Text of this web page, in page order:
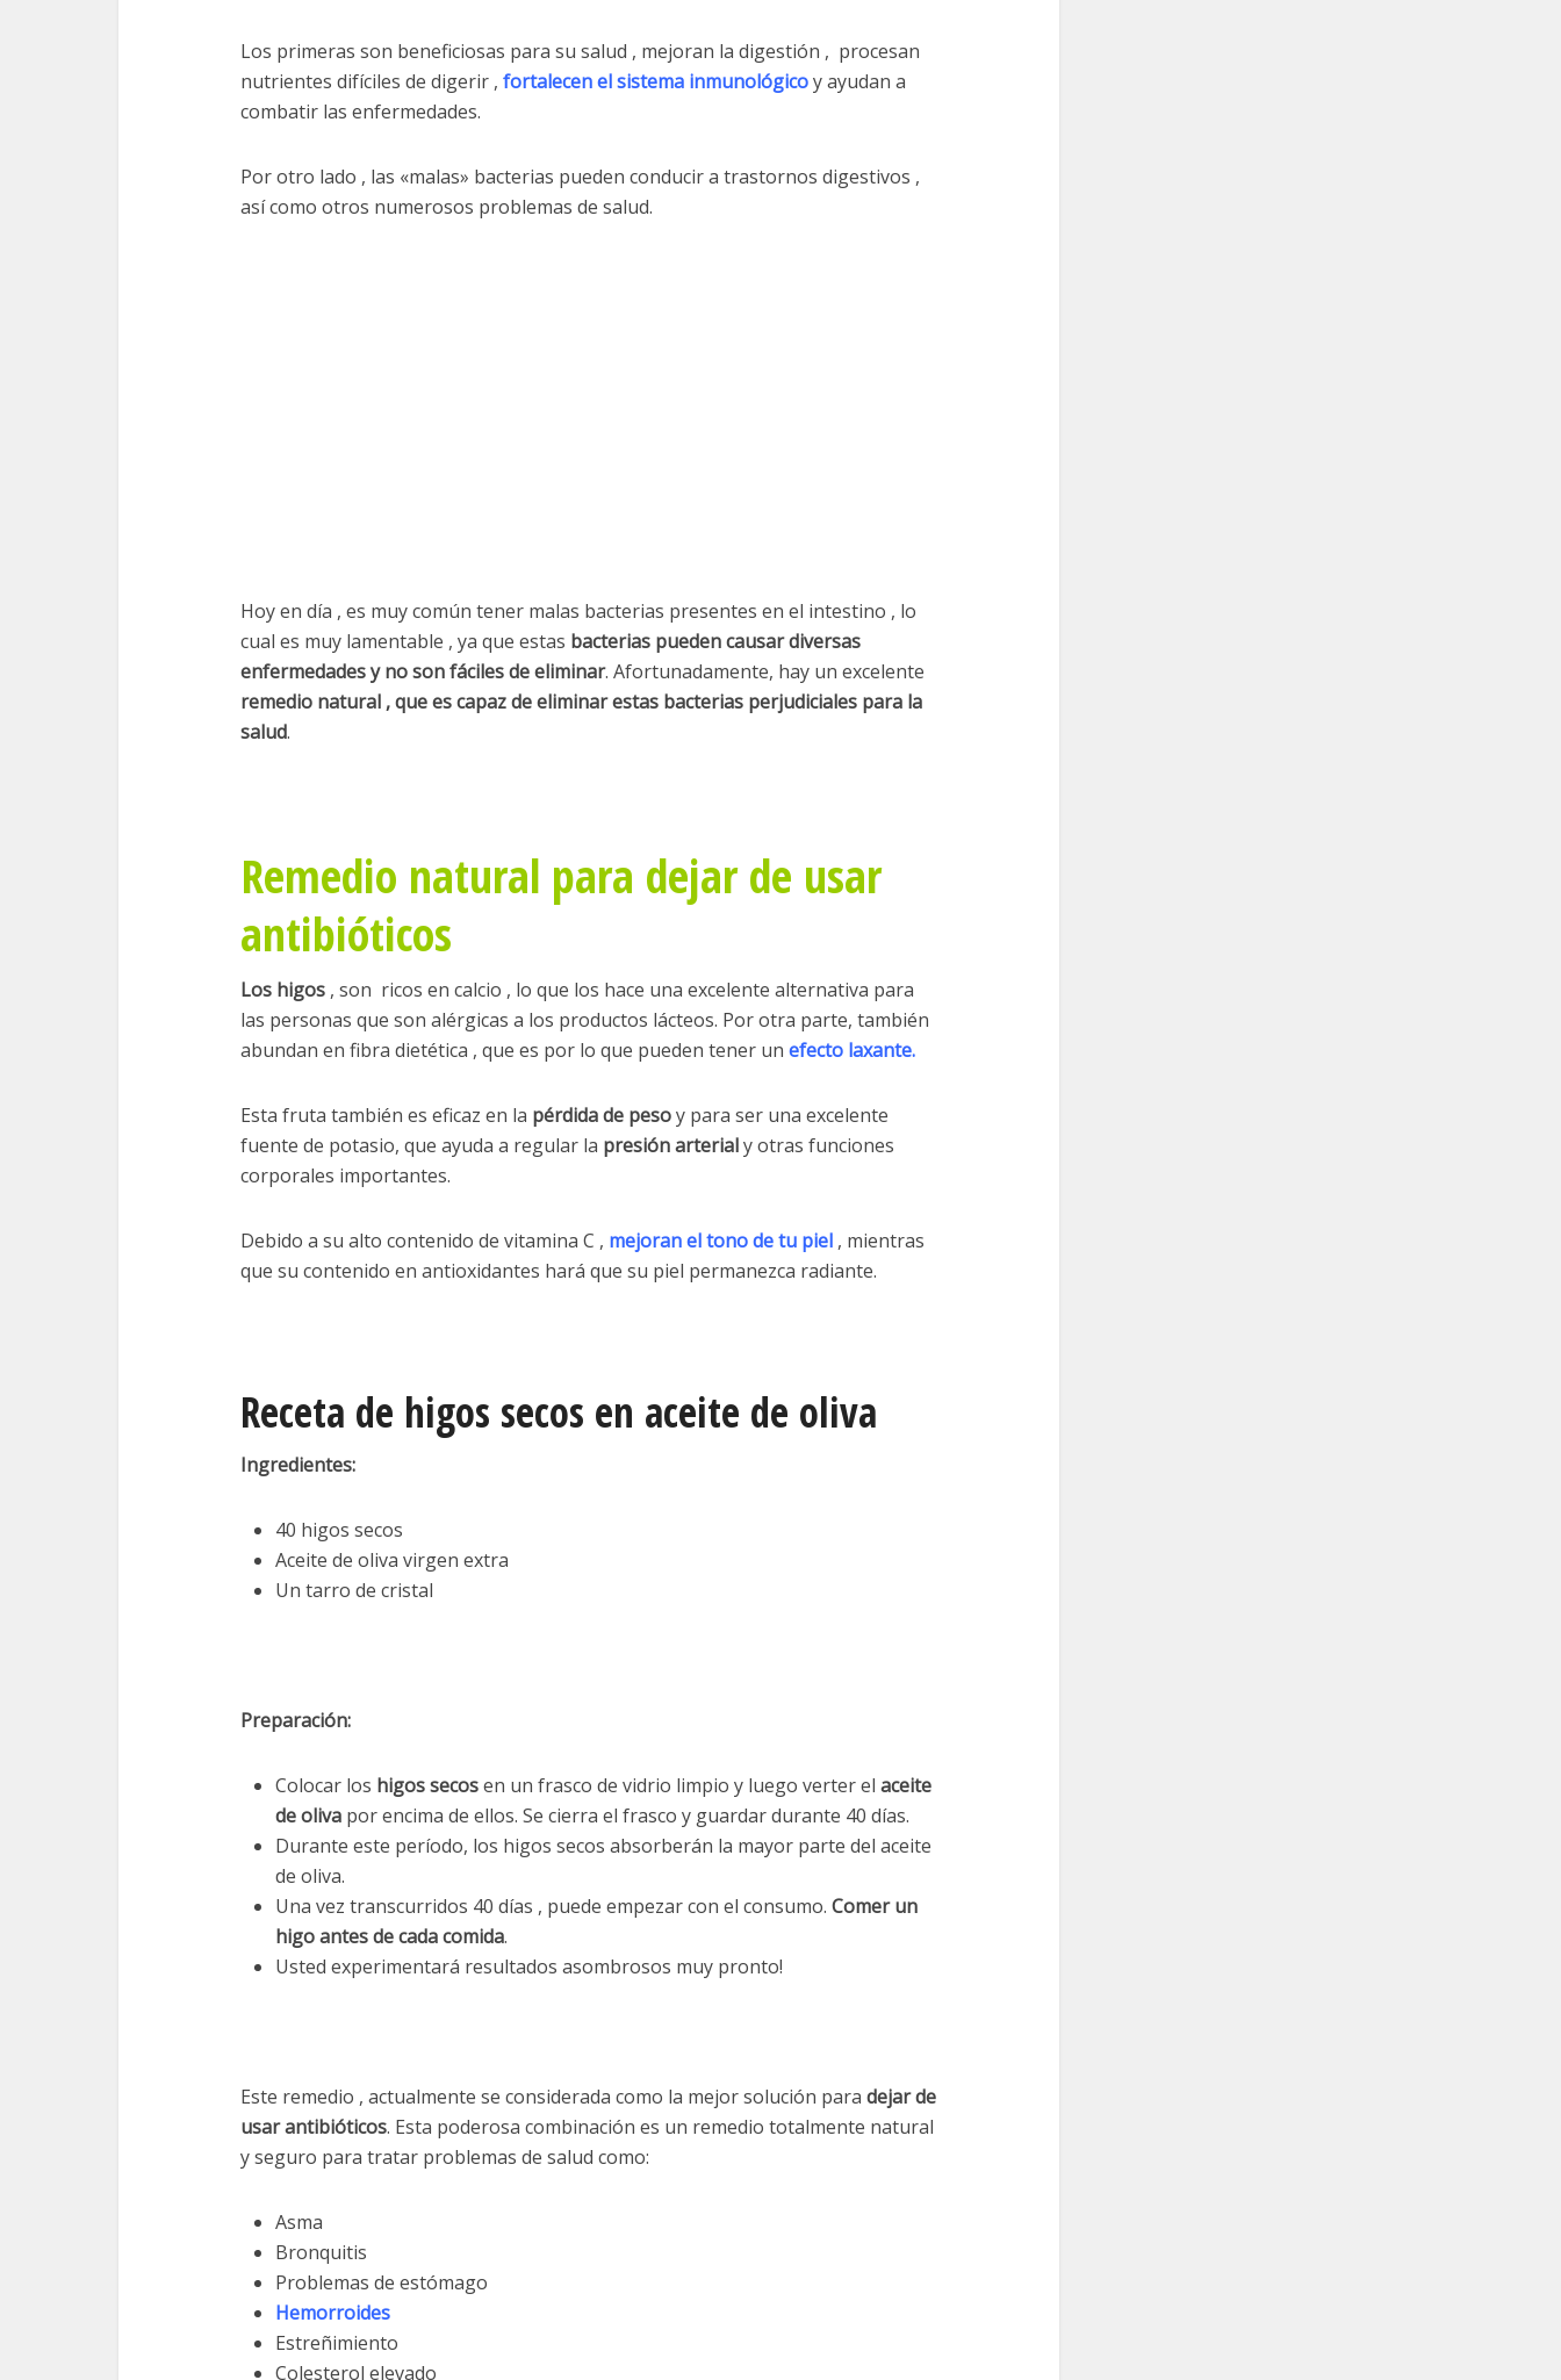
Los primeras son beneficiosas para su salud , mejoran la digestión , procesan
nutrientes difíciles de digerir , fortalecen el sistema inmunológicoy ayudan a
combatir las enfermedades.
Por otro lado , las «malas» bacterias pueden conducir a trastornos digestivos ,
así como otros numerosos problemas de salud.
Hoy en día , es muy común tener malas bacterias presentes en el intestino , lo
cual es muy lamentable , ya que estas bacterias pueden causar diversas
enfermedades y no son fáciles de eliminar. Afortunadamente, hay un excelente
remedio natural , que es capaz de eliminar estas bacterias perjudiciales para la
salud.
Remedio natural para dejar de usar
antibióticos
Los higos , son ricos en calcio , lo que los hace una excelente alternativa para
las personas que son alérgicas a los productos lácteos. Por otra parte, también
abundan en fibra dietética , que es por lo que pueden tener un efecto laxante.
Esta fruta también es eficaz en la pérdida de pesoy para ser una excelente
fuente de potasio, que ayuda a regular la presión arterialy otras funciones
corporales importantes.
Debido a su alto contenido de vitamina C , mejoran el tono de tu piel , mientras
que su contenido en antioxidantes hará que su piel permanezca radiante.
Receta de higos secos en aceite de oliva
Ingredientes:
40 higos secos
Aceite de oliva virgen extra
Un tarro de cristal
Preparación:
Colocar los higos secosen un frasco de vidrio limpio y luego verter el aceite
de oliva por encima de ellos. Se cierra el frasco y guardar durante 40 días.
Durante este período, los higos secos absorberán la mayor parte del aceite
de oliva.
Una vez transcurridos 40 días , puede empezar con el consumo. Comer un
higo antes de cada comida.
Usted experimentará resultados asombrosos muy pronto!
Este remedio , actualmente se considerada como la mejor solución para dejar de
usar antibióticos. Esta poderosa combinación es un remedio totalmente natural
y seguro para tratar problemas de salud como:
Asma
Bronquitis
Problemas de estómago
Hemorroides
Estreñimiento
Colesterol elevado